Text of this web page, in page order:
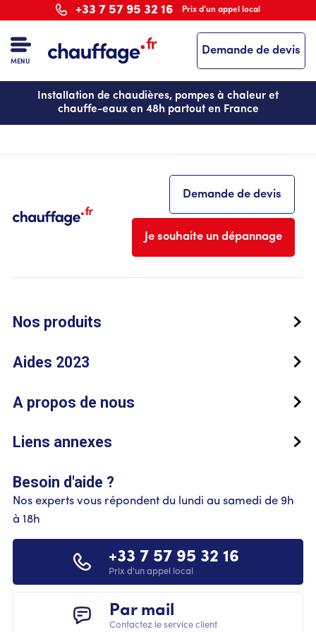
au
contenu
principal
+33 7 57 95 32 16 Prix d’un appel local
MENU
Demande de devis
Installation de chaudières, pompes à chaleur et
chauffe-eaux en 48h partout en France
Demande de devis
Je souhaite un dépannage
Nos produits
Aides 2023
A propos de nous
Liens annexes
Besoin d'aide ?
Nos experts vous répondent du lundi au samedi de 9h
à 18h
+33 7 57 95 32 16
Prix d'un appel local
Par mail
Contactez le service client